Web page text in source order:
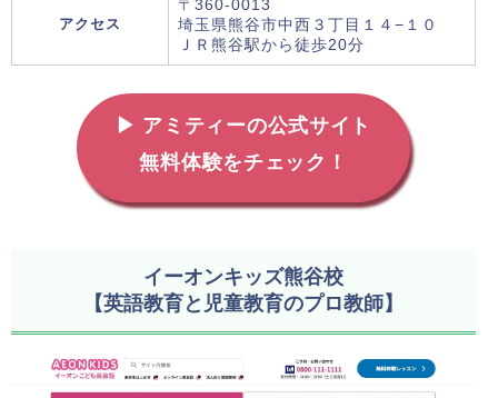
アクセス
〒360-0013
埼玉県熊谷市中西３丁目１４−１０
ＪＲ熊谷駅から徒歩20分
▶ アミティーの公式サイト
無料体験をチェック！
イーオンキッズ熊谷校
【英語教育と児童教育のプロ教師】